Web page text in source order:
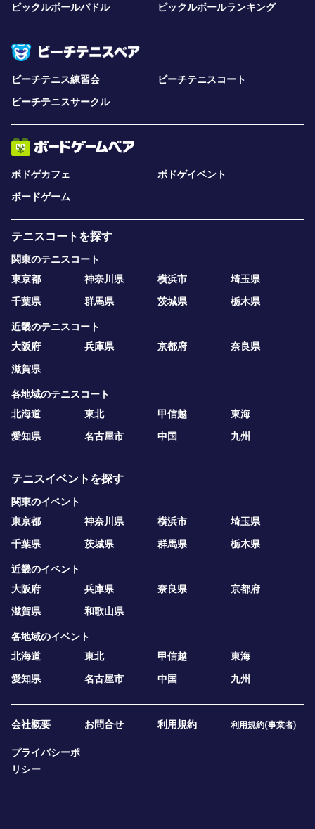
ピックルボールパドル
ピックルボールランキング
ビーチテニス練習会
ビーチテニスコート
ビーチテニスサークル
ボドゲカフェ
ボドゲイベント
ボードゲーム
テニスコートを探す
関東のテニスコート
東京都
神奈川県 横浜市
埼玉県
千葉県
群馬県 茨城県 栃木県
近畿のテニスコート
大阪府
兵庫県 京都府
奈良県
滋賀県
各地域のテニスコート
北海道
東北 甲信越
東海
愛知県
名古屋市 中国 九州
テニスイベントを探す
関東のイベント
東京都
神奈川県 横浜市
埼玉県
千葉県
茨城県 群馬県 栃木県
近畿のイベント
大阪府
兵庫県 奈良県
京都府
滋賀県
和歌山県
各地域のイベント
北海道
東北 甲信越
東海
愛知県
名古屋市 中国 九州
会社概要 お問合せ 利用規約 利用規約(事業者)
プライバシーポ
リシー